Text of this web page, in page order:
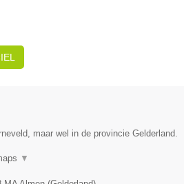
maar wel in de provincie Gelderland.
▼